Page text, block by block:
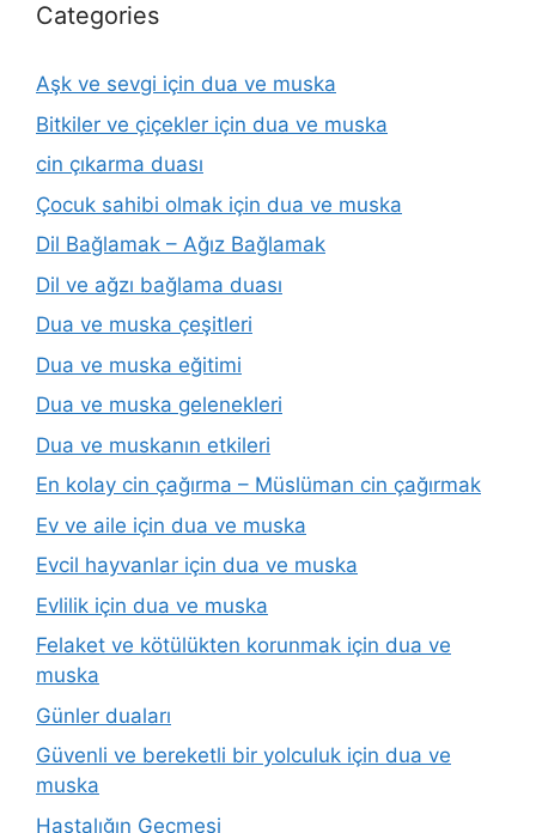
Categories
Aşk ve sevgi için dua ve muska
Bitkiler ve çiçekler için dua ve muska
cin çıkarma duası
Çocuk sahibi olmak için dua ve muska
Dil Bağlamak – Ağız Bağlamak
Dil ve ağzı bağlama duası
Dua ve muska çeşitleri
Dua ve muska eğitimi
Dua ve muska gelenekleri
Dua ve muskanın etkileri
En kolay cin çağırma – Müslüman cin çağırmak
Ev ve aile için dua ve muska
Evcil hayvanlar için dua ve muska
Evlilik için dua ve muska
Felaket ve kötülükten korunmak için dua ve
muska
Günler duaları
Güvenli ve bereketli bir yolculuk için dua ve
muska
Hastalığın Geçmesi